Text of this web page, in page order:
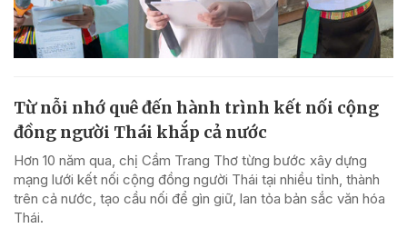
Từ nỗi nhớ quê đến hành trình kết nối cộng
đồng người Thái khắp cả nước
Hơn 10 năm qua, chị Cầm Trang Thơ từng bước xây dựng
mạng lưới kết nối cộng đồng người Thái tại nhiều tỉnh, thành
trên cả nước, tạo cầu nối để gìn giữ, lan tỏa bản sắc văn hóa
Thái.